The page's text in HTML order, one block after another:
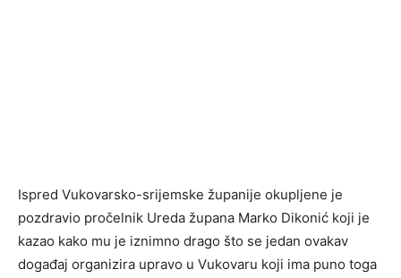
Ispred Vukovarsko-srijemske županije okupljene je
pozdravio pročelnik Ureda župana Marko Dikonić koji je
kazao kako mu je iznimno drago što se jedan ovakav
događaj organizira upravo u Vukovaru koji ima puno toga